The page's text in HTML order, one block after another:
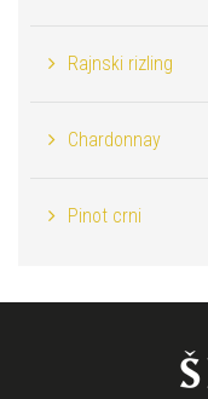
Rajnski rizling
Chardonnay
Pinot crni